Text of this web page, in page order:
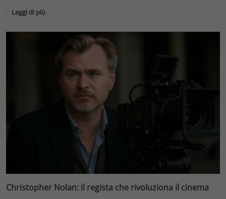
Leggi di più
Christopher Nolan: il regista che rivoluziona il cinema